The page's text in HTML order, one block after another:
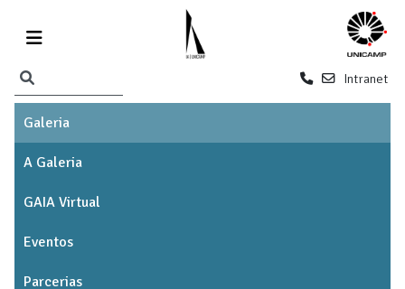
Intranet
Galeria
A Galeria
GAIA Virtual
Eventos
Parcerias